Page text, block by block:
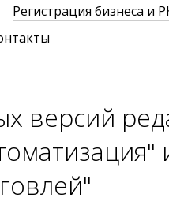
Регистрация бизнеса и
версий